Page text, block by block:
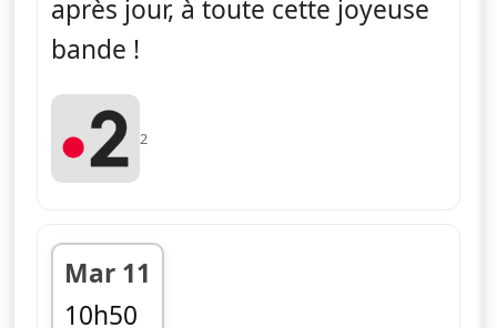
après jour, à toute cette joyeuse
bande !
2
Mar 11
10h50